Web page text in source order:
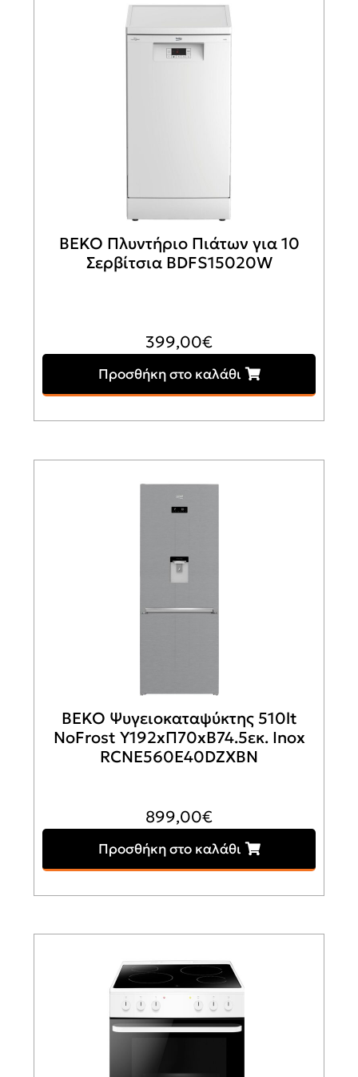
BEKO Πλυντήριο Πιάτων για 10
Σερβίτσια BDFS15020W
399,00€
Προσθήκη στο καλάθι
BEKO Ψυγειοκαταψύκτης 510lt
NoFrost Υ192xΠ70xΒ74.5εκ. Inox
RCNE560E40DZXBN
899,00€
Προσθήκη στο καλάθι